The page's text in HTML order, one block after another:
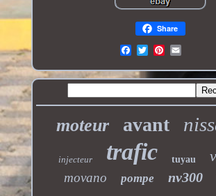
Share
moteur avant
injecteur trafic tuyau
movano pompe nv300